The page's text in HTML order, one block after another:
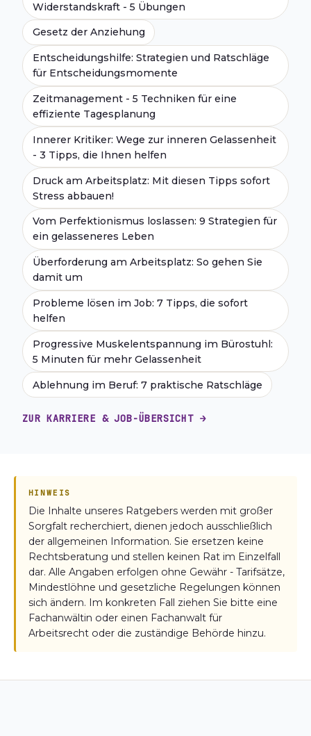
Widerstandskraft - 5 Übungen
Gesetz der Anziehung
Entscheidungshilfe: Strategien und Ratschläge
für Entscheidungsmomente
Zeitmanagement - 5 Techniken für eine
effiziente Tagesplanung
Innerer Kritiker: Wege zur inneren Gelassenheit
- 3 Tipps, die Ihnen helfen
Druck am Arbeitsplatz: Mit diesen Tipps sofort
Stress abbauen!
Vom Perfektionismus loslassen: 9 Strategien für
ein gelasseneres Leben
Überforderung am Arbeitsplatz: So gehen Sie
damit um
Probleme lösen im Job: 7 Tipps, die sofort
helfen
Progressive Muskelentspannung im Bürostuhl:
5 Minuten für mehr Gelassenheit
Ablehnung im Beruf: 7 praktische Ratschläge
ZUR KARRIERE & JOB-ÜBERSICHT →
HINWEIS
Die Inhalte unseres Ratgebers werden mit großer
Sorgfalt recherchiert, dienen jedoch ausschließlich
der allgemeinen Information. Sie ersetzen keine
Rechtsberatung und stellen keinen Rat im Einzelfall
dar. Alle Angaben erfolgen ohne Gewähr - Tarifsätze,
Mindestlöhne und gesetzliche Regelungen können
sich ändern. Im konkreten Fall ziehen Sie bitte eine
Fachanwältin oder einen Fachanwalt für
Arbeitsrecht oder die zuständige Behörde hinzu.